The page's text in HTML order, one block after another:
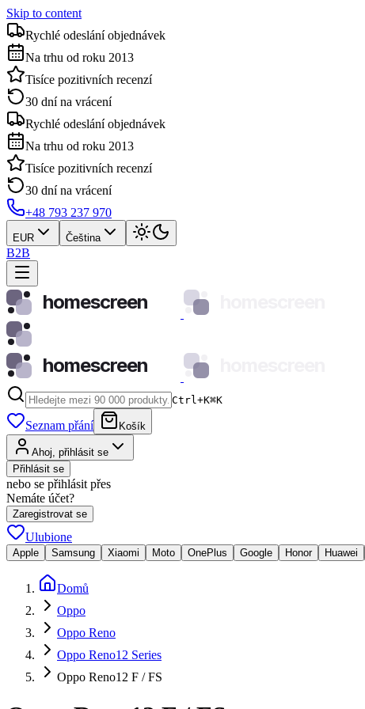
Skip to content
Rychlé odeslání objednávek
Na trhu od roku 2013
Tisíce pozitivních recenzí
30 dní na vrácení
Rychlé odeslání objednávek
Na trhu od roku 2013
Tisíce pozitivních recenzí
30 dní na vrácení
+48 793 237 970
EUR Čeština
B2B
homescreen
homescreen
Ctrl+K⌘K
Seznam přání Košík
Ahoj, přihlásit se
Přihlásit se
nebo se přihlásit přes
Nemáte účet?
Zaregistrovat se
Ulubione
Apple Samsung Xiaomi Moto OnePlus Google Honor Huawei
Domů
Oppo
Oppo Reno
Oppo Reno12 Series
Oppo Reno12 F / FS